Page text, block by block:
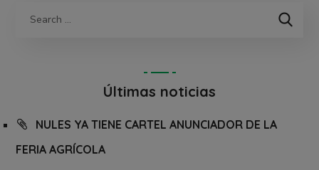
Últimas noticias
NULES YA TIENE CARTEL ANUNCIADOR DE LA
FERIA AGRÍCOLA